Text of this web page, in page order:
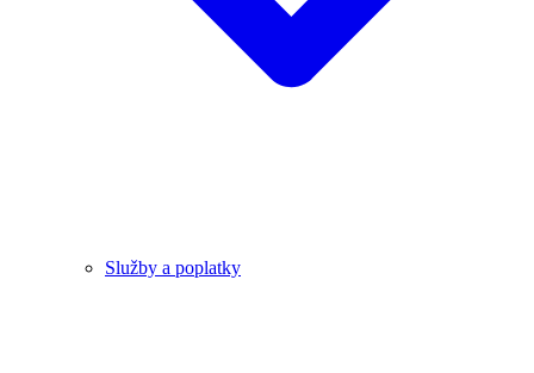
Služby a poplatky